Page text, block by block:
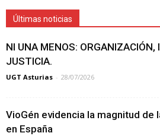
Últimas noticias
NI UNA MENOS: ORGANIZACIÓN,
JUSTICIA.
UGT Asturias - 28/07/2026
VioGén evidencia la magnitud de
en España